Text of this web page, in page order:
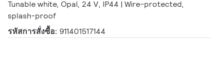
Tunable white, Opal, 24 V, IP44 | Wire-protected,
splash-proof
รหัสการสั่งซื้อ: 911401517144